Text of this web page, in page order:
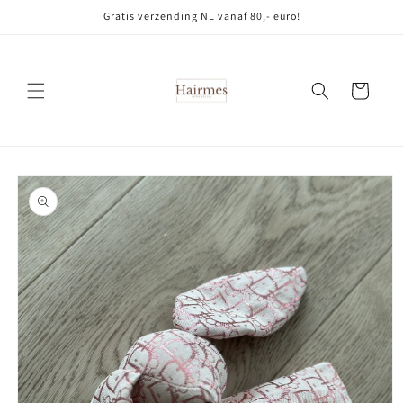
Gratis verzending NL vanaf 80,- euro!
Winkelwagen
direct naar